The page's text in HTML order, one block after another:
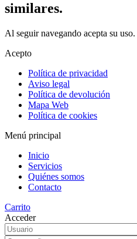
similares.
Al seguir navegando acepta su uso.
Acepto
Política de privacidad
Aviso legal
Política de devolución
Mapa Web
Política de cookies
Menú principal
Inicio
Servicios
Quiénes somos
Contacto
Carrito
Acceder